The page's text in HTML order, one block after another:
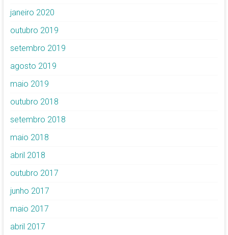
janeiro 2020
outubro 2019
setembro 2019
agosto 2019
maio 2019
outubro 2018
setembro 2018
maio 2018
abril 2018
outubro 2017
junho 2017
maio 2017
abril 2017